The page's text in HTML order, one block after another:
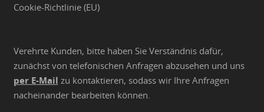
Cookie-Richtlinie (EU)
Verehrte Kunden, bitte haben Sie Verständnis dafür,
zunächst von telefonischen Anfragen abzusehen und uns
per E-Mail zu kontaktieren, sodass wir Ihre Anfragen
nacheinander bearbeiten können.